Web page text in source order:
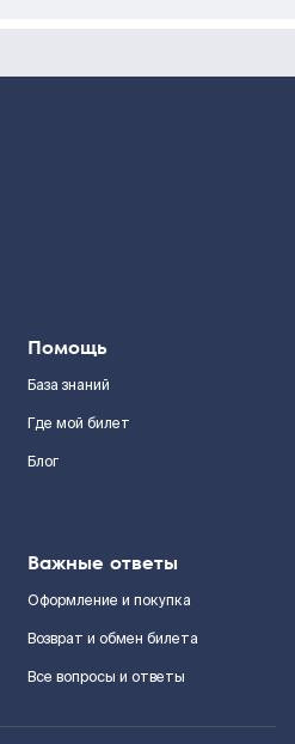
Помощь
База знаний
Где мой билет
Блог
Важные ответы
Оформление и покупка
Возврат и обмен билета
Все вопросы и ответы